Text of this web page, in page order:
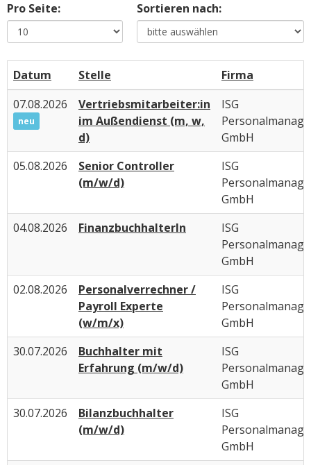
Pro Seite: Sortieren nach:
Datum Stelle
Firma
07.08.2026
neu
Vertriebsmitarbeiter:in
im Außendienst (m, w,
d)
ISG
GmbH
05.08.2026
Senior Controller
(m/w/d)
ISG
GmbH
04.08.2026
FinanzbuchhalterIn
ISG
GmbH
02.08.2026
Personalverrechner /
Payroll Experte
(w/m/x)
ISG
GmbH
30.07.2026
Buchhalter mit
Erfahrung (m/w/d)
ISG
GmbH
30.07.2026
Bilanzbuchhalter
(m/w/d)
ISG
GmbH